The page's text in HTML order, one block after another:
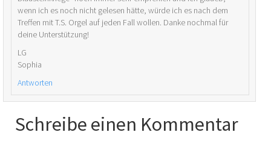
wenn ich es noch nicht gelesen hätte, würde ich es nach dem
Treffen mit T.S. Orgel auf jeden Fall wollen. Danke nochmal für
deine Unterstützung!
LG
Sophia
Antworten
Schreibe einen Kommentar